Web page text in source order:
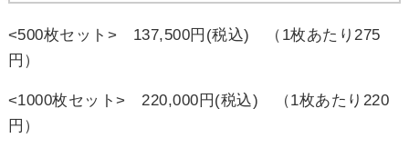
<500枚セット> 137,500円(税込)
（1枚あたり275
円）
<1000枚セット> 220,000円(税込) （1枚あたり220
円）